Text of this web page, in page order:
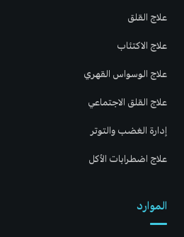
علاج القلق
علاج الاكتئاب
علاج الوسواس القهري
علاج القلق الاجتماعي
إدارة الغضب والتوتر
علاج اضطرابات الأكل
الموارد